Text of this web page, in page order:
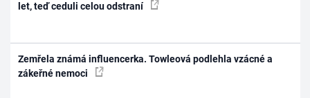
let, teď ceduli celou odstraní
Zemřela známá influencerka. Towleová podlehla vzácné a
zákeřné nemoci